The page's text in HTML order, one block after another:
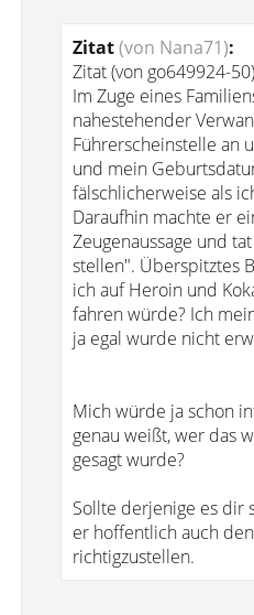
Zitat(von Nana71):
Zitat (von go649924-
Im Zuge eines
nahestehender
Führerscheinstelle an
und mein
fälschlicherweise als
Daraufhin machte er
Zeugenaussage und
stellen". Überspitztes
ich auf Heroin und
fahren würde? Ich
ja egal wurde nicht
Mich würde ja schon
genau weißt, wer das
gesagt wurde?
Sollte derjenige es dir
er hoffentlich auch
richtigzustellen.